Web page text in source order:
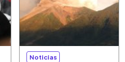
Noticias